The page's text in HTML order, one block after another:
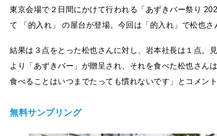
東京会場で２⽇間にかけて⾏われる「あずきバー祭り
て 「的⼊れ」 の屋台が登場。今回は「的⼊れ」で松也
結果は３点をとった松也さんに対し、岩本社⻑は１点。
より「あずきバー」が贈呈され、それを食べた松也さん
⾷べることはいつまでたっても慣れないです」とコメン
無料サンプリング